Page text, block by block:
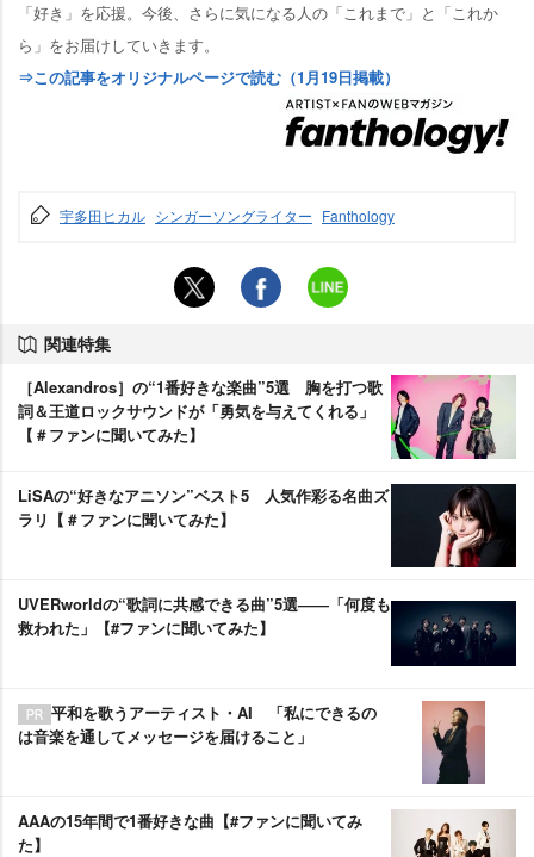
「好き」を応援。今後、さらに気になる人の「これまで」と「これか
ら」をお届けしていきます。
⇒この記事をオリジナルページで読む（1月19日掲載）
宇多田ヒカル シンガーソングライター Fanthology
関連特集
［Alexandros］の“1番好きな楽曲”5選 胸を打つ歌
詞＆王道ロックサウンドが「勇気を与えてくれる」
【＃ファンに聞いてみた】
LiSAの“好きなアニソン”ベスト5 人気作彩る名曲ズ
ラリ【＃ファンに聞いてみた】
UVERworldの“歌詞に共感できる曲”5選――「何度も
救われた」【#ファンに聞いてみた】
平和を歌うアーティスト・AI 「私にできるの
は音楽を通してメッセージを届けること」
AAAの15年間で1番好きな曲【#ファンに聞いてみ
た】